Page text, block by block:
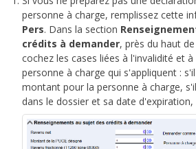
personne à charge, remplissez cette
Pers. Dans la section
crédits à demander, près du haut
cochez les cases liées à l'invalidité et
personne à charge qui s'appliquent :
montant pour la personne à charge,
dans le dossier et sa date d'expiration,